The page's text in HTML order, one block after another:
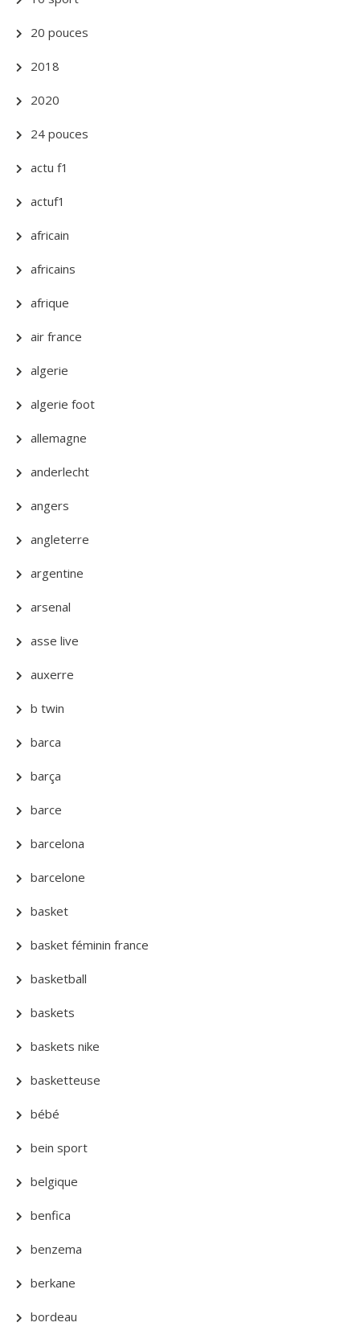
20 pouces
2018
2020
24 pouces
actu f1
actuf1
africain
africains
afrique
air france
algerie
algerie foot
allemagne
anderlecht
angers
angleterre
argentine
arsenal
asse live
auxerre
b twin
barca
barça
barce
barcelona
barcelone
basket
basket féminin france
basketball
baskets
baskets nike
basketteuse
bébé
bein sport
belgique
benfica
benzema
berkane
bordeau